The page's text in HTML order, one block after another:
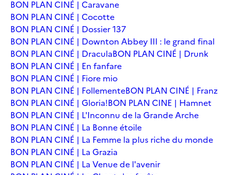
BON PLAN CINÉ | Caravane
BON PLAN CINÉ | Cocotte
BON PLAN CINÉ | Dossier 137
BON PLAN CINÉ | Downton Abbey III : le grand final
BON PLAN CINÉ | DraculaBON PLAN CINÉ | Drunk
BON PLAN CINÉ | En fanfare
BON PLAN CINÉ | Fiore mio
BON PLAN CINÉ | FollementeBON PLAN CINÉ | Franz
BON PLAN CINÉ | Gloria!BON PLAN CINE | Hamnet
BON PLAN CINÉ | L'Inconnu de la Grande Arche
BON PLAN CINÉ | La Bonne étoile
BON PLAN CINÉ | La Femme la plus riche du monde
BON PLAN CINÉ | La Grazia
BON PLAN CINÉ | La Venue de l'avenir